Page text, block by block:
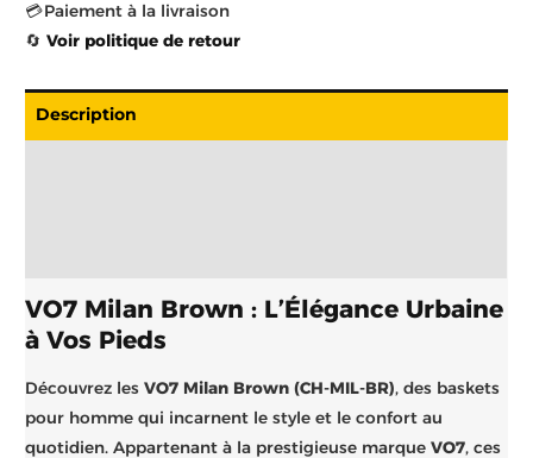
💳 Paiement à la livraison
🔄 Voir politique de retour
Description
VO7 Milan Brown : L’Élégance Urbaine
à Vos Pieds
Découvrez lesVO7 Milan Brown (CH-MIL-BR), des baskets
pour homme qui incarnent le style et le confort au
quotidien. Appartenant à la prestigieuse marqueVO7, ces